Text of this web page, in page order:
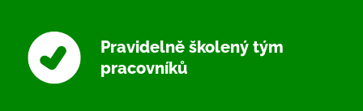
Pravidelně školený tým
pracovníků